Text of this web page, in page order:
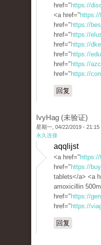
href=" https://
<a href="
href=" https://
href=" https://
href=" https://
href=" https://
href=" https://
href=" https://
回复
IvyHag (未验证)
星期一, 04/22/2019 - 21:15
永久连接
aqqlijst
<a href="
href=" https://
tablets</a> <a
amoxicillin
href=" https://
href=" https://
回复